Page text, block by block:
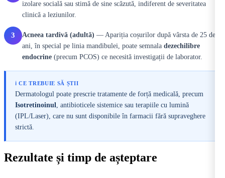
izolare socială sau stimă de sine scăzută, indiferent de severitatea
clinică a leziunilor.
3 Acneea tardivă (adultă) — Apariția coșurilor după vârsta de 25 de
ani, în special pe linia mandibulei, poate semnala dezechilibre
endocrine (precum PCOS) ce necesită investigații de laborator.
ℹ️ CE TREBUIE SĂ ȘTII
Dermatologul poate prescrie tratamente de forță medicală, precum
Isotretinoinul , antibioticele sistemice sau terapiile cu lumină
(IPL/Laser), care nu sunt disponibile în farmacii fără supraveghere
strictă.
Rezultate și timp de așteptare